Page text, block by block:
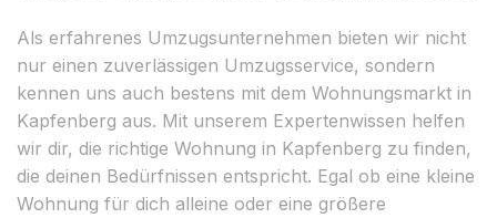
Als erfahrenes Umzugsunternehmen bieten wir nicht
nur einen zuverlässigen Umzugsservice, sondern
kennen uns auch bestens mit dem Wohnungsmarkt in
Kapfenberg aus. Mit unserem Expertenwissen helfen
wir dir, die richtige Wohnung in Kapfenberg zu finden,
die deinen Bedürfnissen entspricht. Egal ob eine kleine
Wohnung für dich alleine oder eine größere